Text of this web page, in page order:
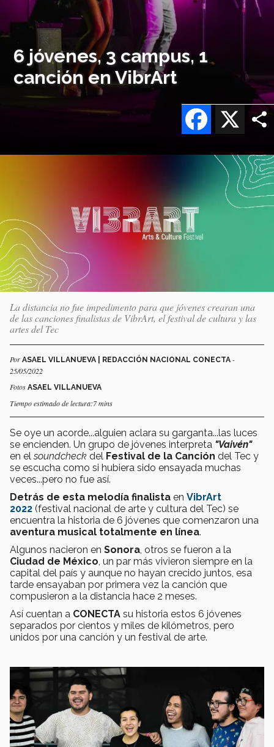
6 jóvenes, 3 campus, 1
canción en VibrArt
X
Facebook
La distancia no fue impedimento para que jóvenes crearan una
de las canciones finalistas de VibrArt, el festival de cultura y las
artes del Tec
Por ASAEL VILLANUEVA | REDACCIÓN NACIONAL CONECTA -
25/05/2022
Fotos ASAEL VILLANUEVA
Tiempo estimado de lectura:7 mins
Se oye un acorde...alguien aclara su garganta...las luces
se encienden. Un grupo de jóvenes interpreta "Vaivén"
en elsoundcheck del Festival de la Canción del Tec y
se escucha como si hubiera sido ensayada muchas
veces...pero no fue así.
Detrás de esta melodía finalista en VibrArt
2022 (festival nacional de arte y cultura del Tec) se
encuentra la historia de 6 jóvenes que comenzaron una
aventura musical totalmente en línea.
Algunos nacieron en Sonora , otros se fueron a la
Ciudad de México , un par más vivieron siempre en la
capital del país y aunque no hayan crecido juntos, esa
tarde ensayaban por primera vez la canción que
compusieron a la distancia hace 2 meses.
Así cuentan a CONECTA su historia estos 6 jóvenes
separados por cientos y miles de kilómetros, pero
unidos por una canción y un festival de arte.